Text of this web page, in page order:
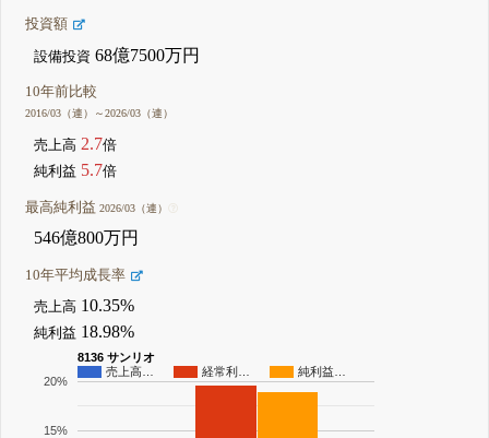
投資額
設備投資 68億7500万円
10年前比較
2016/03（連）～2026/03（連）
売上高 2.7倍
純利益 5.7倍
最高純利益2026/03（連）
546億800万円
10年平均成長率
売上高 10.35%
純利益 18.98%
8136 サンリオ
売上高…
経常利… 純利益…
15%
20%